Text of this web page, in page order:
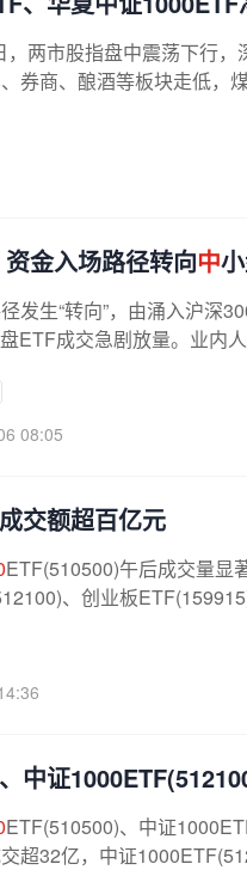
两市股指盘中震荡下行，
券商、酿酒等板块走低，
金入场路径转向中
发生“转向”，由涌入沪深
ETF成交急剧放量。业内
08:05
交额超百亿元
ETF(510500)午后成交量显
、创业板
中证
ETF(510500)、中证
超32亿，中证